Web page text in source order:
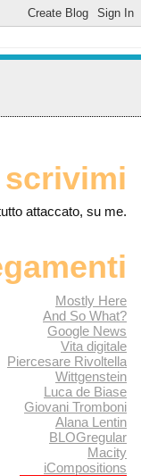
scrivimi
attaccato, su me.
Mostly Here
And So What?
Google News
Vita digitale
Piercesare Rivoltella
Wittgenstein
Luca de Biase
Giovani Tromboni
Alana Lentin
BLOGregular
Macity
iCompositions